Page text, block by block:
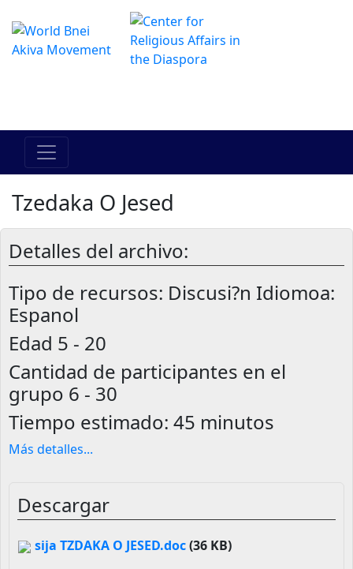
Tzedaka O Jesed
Detalles del archivo:
Tipo de recursos: Discusi?n Idiomoa:
Espanol
Edad 5 - 20
Cantidad de participantes en el
grupo 6 - 30
Tiempo estimado: 45 minutos
Más detalles...
Descargar
sija TZDAKA O JESED.doc(36 KB)